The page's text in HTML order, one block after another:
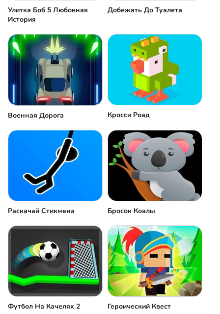
Улитка Боб 5 Любовная
История
Добежать До Туалета
Военная Дорога Кросси Роад
Раскачай Стикмена Бросок Коалы
Футбол На Качелях 2 Героический Квест